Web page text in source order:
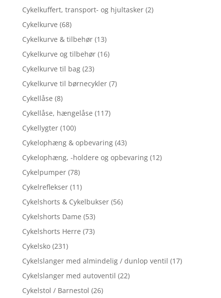
Cykelkuffert, transport- og hjultasker (2)
Cykelkurve (68)
Cykelkurve & tilbehør (13)
Cykelkurve og tilbehør (16)
Cykelkurve til bag (23)
Cykelkurve til børnecykler (7)
Cykellåse (8)
Cykellåse, hængelåse (117)
Cykellygter (100)
Cykelophæng & opbevaring (43)
Cykelophæng, -holdere og opbevaring (12)
Cykelpumper (78)
Cykelreflekser (11)
Cykelshorts & Cykelbukser (56)
Cykelshorts Dame (53)
Cykelshorts Herre (73)
Cykelsko (231)
Cykelslanger med almindelig / dunlop ventil (17)
Cykelslanger med autoventil (22)
Cykelstol / Barnestol (26)